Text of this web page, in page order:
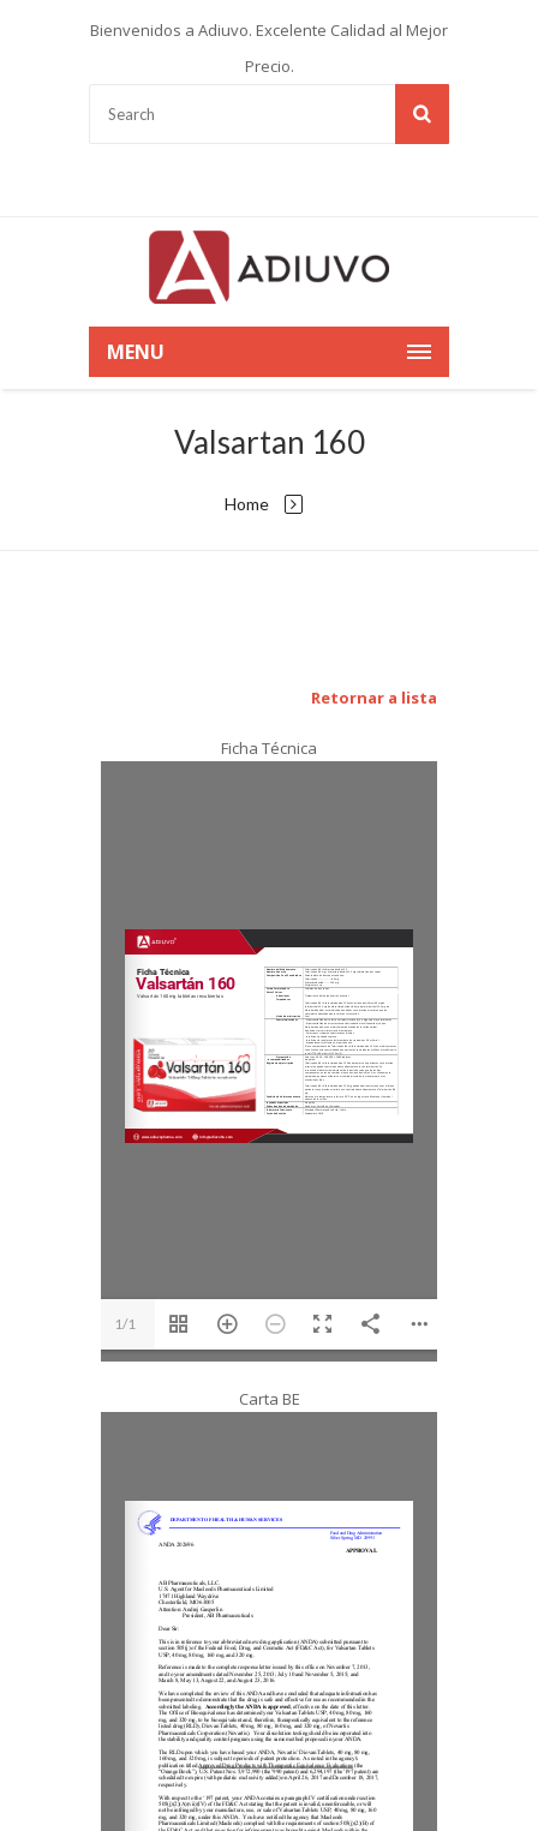
Bienvenidos a Adiuvo. Excelente Calidad al Mejor
Precio.
MENU
Valsartan 160
Home
Retornar a lista
Ficha Técnica
1/1
Carta BE